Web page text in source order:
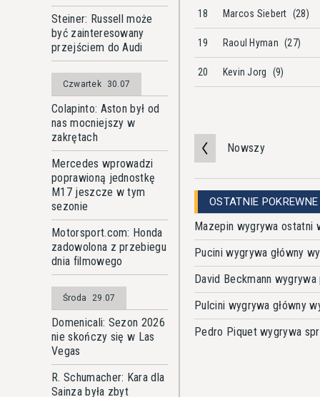
Steiner: Russell może
być zainteresowany
przejściem do Audi
Czwartek 30.07
Colapinto: Aston był od
nas mocniejszy w
zakrętach
Mercedes wprowadzi
poprawioną jednostkę
M17 jeszcze w tym
sezonie
Motorsport.com: Honda
zadowolona z przebiegu
dnia filmowego
Środa 29.07
Domenicali: Sezon 2026
nie skończy się w Las
Vegas
R. Schumacher: Kara dla
Sainza była zbyt
18 Marcos Siebert (28)
19 Raoul Hyman (27)
20 Kevin Jorg (9)
Nowszy
OSTATNIE
Mazepin wygrywa ostatni
Pucini wygrywa główny
David Beckmann
Pulcini wygrywa główny
Pedro Piquet wygrywa